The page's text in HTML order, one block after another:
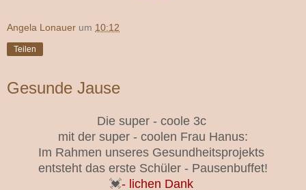
Angela Lonauer um 10:12
Teilen
Gesunde Jause
Die super - coole 3c
mit der super - coolen Frau Hanus:
Im Rahmen unseres Gesundheitsprojekts
entsteht das erste Schüler - Pausenbuffet!
💓- lichen Dank